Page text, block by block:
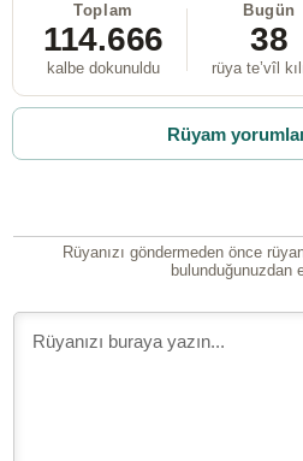
Toplam
114.666
kalbe dokunuldu
Bugün
38
rüya te’vîl
Rüyam
Rüyanızı göndermeden önce
bulunduğunuzdan